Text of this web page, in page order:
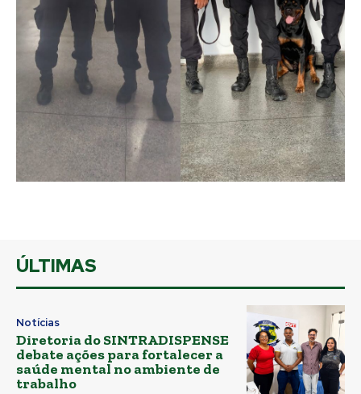
ÚLTIMAS
Notícias
Diretoria do SINTRADISPENSE
debate ações para fortalecer a
saúde mental no ambiente de
trabalho